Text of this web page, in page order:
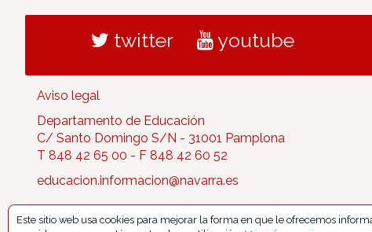
twitter youtube
Aviso legal
Departamento de Educación
C/ Santo Domingo S/N - 31001 Pamplona
T 848 42 65 00 - F 848 42 60 52
educacion.informacion@navarra.es
Este sitio web usa cookies para mejorar la forma en que le ofrecemos